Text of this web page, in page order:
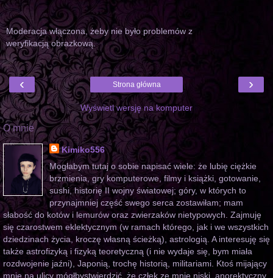
Moderacja włączona, żeby nie było problemów z
weryfikacją obrazkową.
‹ ›
Strona główna
Wyświetl wersję na komputer
O mnie
Kimiko556
Mogłabym tutaj o sobie napisać wiele: że lubię ciężkie
brzmienia, gry komputerowe, filmy i książki, gotowanie,
sushi, historię II wojny światowej; góry, w których to
przynajmniej część swego serca zostawiłam; mam
słabość do kotów i lemurów oraz zwierzaków nietypowych. Zajmuję
się czarostwem eklektycznym (w ramach którego, jak i we wszystkich
dziedzinach życia, kroczę własną ścieżką), astrologią. A interesuję się
także astrofizyką i fizyką teoretyczną (i nie wydaje się, bym miała
rozdwojenie jaźni), Japonią, trochę historią, militariami. Ktoś mijający
mnie na ulicy mógłbystwierdzić, że człek ze mnie niski, anorektyczny